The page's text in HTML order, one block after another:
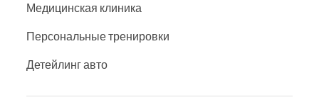
Медицинская клиника
Персональные тренировки
Детейлинг авто